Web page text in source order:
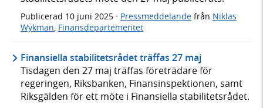
Publicerad 10 juni 2025 · Pressmeddelande från Niklas
Wykman Finansdepartementet
Finansiella stabilitetsrådet träffas 27 maj
Tisdagen den 27 maj träffas företrädare för
regeringen, Riksbanken, Finansinspektionen, samt
Riksgälden för ett möte i Finansiella stabilitetsrådet.